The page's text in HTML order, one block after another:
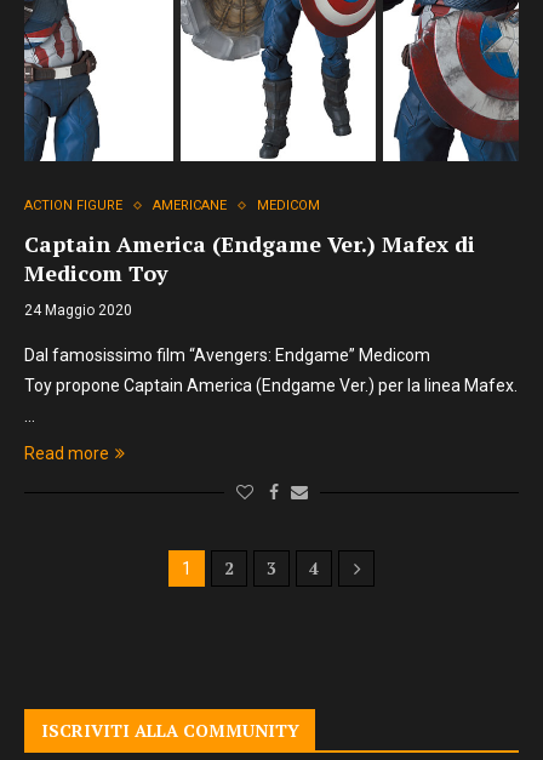
ACTION FIGURE AMERICANE MEDICOM
Captain America (Endgame Ver.) Mafex di
Medicom Toy
24 Maggio 2020
Dal famosissimo film “Avengers: Endgame” Medicom
Toy propone Captain America (Endgame Ver.) per la linea Mafex.
Read more
1 2 3 4
ISCRIVITI ALLA COMMUNITY